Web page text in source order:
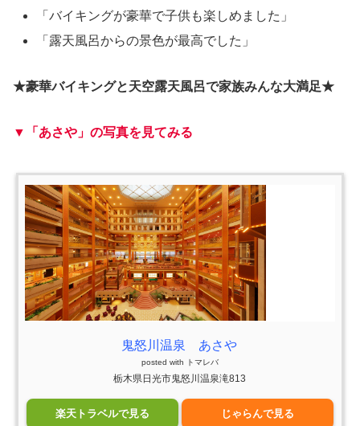
「バイキングが豪華で子供も楽しめました」
「露天風呂からの景色が最高でした」
★豪華バイキングと天空露天風呂で家族みんな大満足★
▼「あさや」の写真を見てみる
鬼怒川温泉 あさや
posted with トマレバ
栃木県日光市鬼怒川温泉滝813
楽天トラベルで見る じゃらんで見る